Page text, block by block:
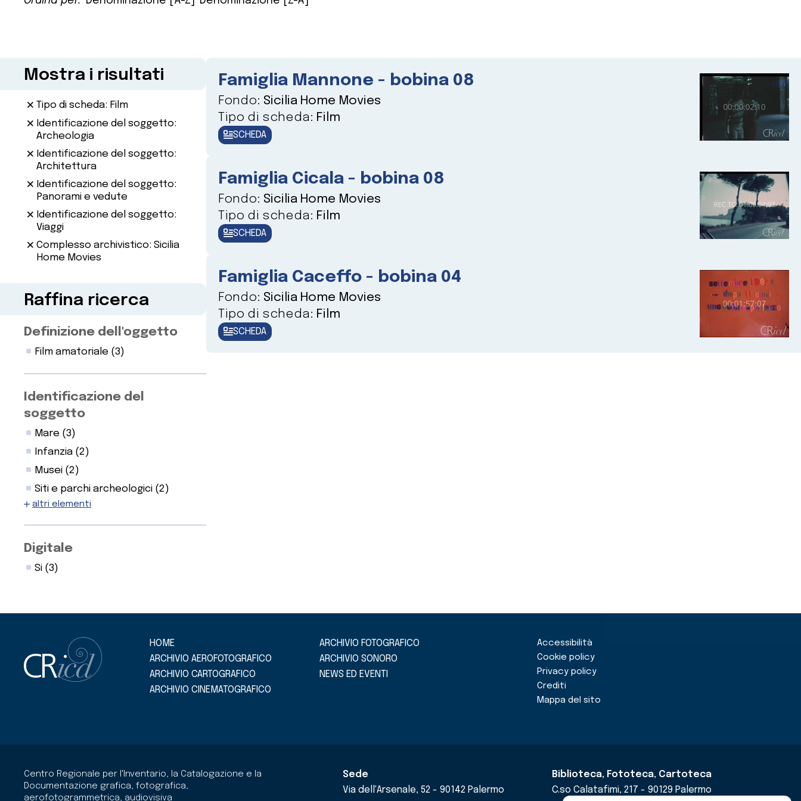
Mostra i risultati
Tipo di scheda: Film
Identificazione del soggetto:
Archeologia
Identificazione del soggetto:
Architettura
Identificazione del soggetto:
Panorami e vedute
Identificazione del soggetto:
Viaggi
Complesso archivistico: Sicilia
Home Movies
Raffina ricerca
Definizione dell'oggetto
Film amatoriale (3)
Identificazione del
soggetto
Mare (3)
Infanzia (2)
Musei (2)
Siti e parchi archeologici (2)
altri elementi
Digitale
Si (3)
Famiglia Mannone - bobina 08
Fondo: Sicilia Home Movies
Tipo di scheda: Film
SCHEDA
Famiglia Cicala - bobina 08
Fondo: Sicilia Home Movies
Tipo di scheda: Film
SCHEDA
Famiglia Caceffo - bobina 04
Fondo: Sicilia Home Movies
Tipo di scheda: Film
SCHEDA
HOME
ARCHIVIO AEROFOTOGRAFICO
ARCHIVIO CARTOGRAFICO
ARCHIVIO CINEMATOGRAFICO
ARCHIVIO FOTOGRAFICO
ARCHIVIO SONORO
NEWS ED EVENTI
Accessibilità
Cookie policy
Privacy policy
Crediti
Mappa del sito
Centro Regionale per l'Inventario, la Catalogazione e la
Documentazione grafica, fotografica,
aerofotogrammetrica, audiovisiva
Sede
Via dell'Arsenale, 52 - 90142 Palermo
Biblioteca, Fototeca, Cartoteca
C.so Calatafimi, 217 - 90129 Palermo